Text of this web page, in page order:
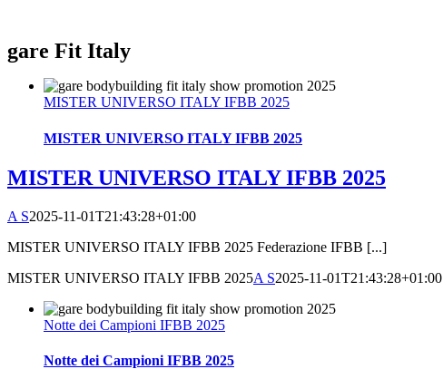
gare Fit Italy
MISTER UNIVERSO ITALY IFBB 2025
MISTER UNIVERSO ITALY IFBB 2025
MISTER UNIVERSO ITALY IFBB 2025
A S2025-11-01T21:43:28+01:00
MISTER UNIVERSO ITALY IFBB 2025 Federazione IFBB [...]
MISTER UNIVERSO ITALY IFBB 2025A S2025-11-01T21:43:28+01:00
Notte dei Campioni IFBB 2025
Notte dei Campioni IFBB 2025